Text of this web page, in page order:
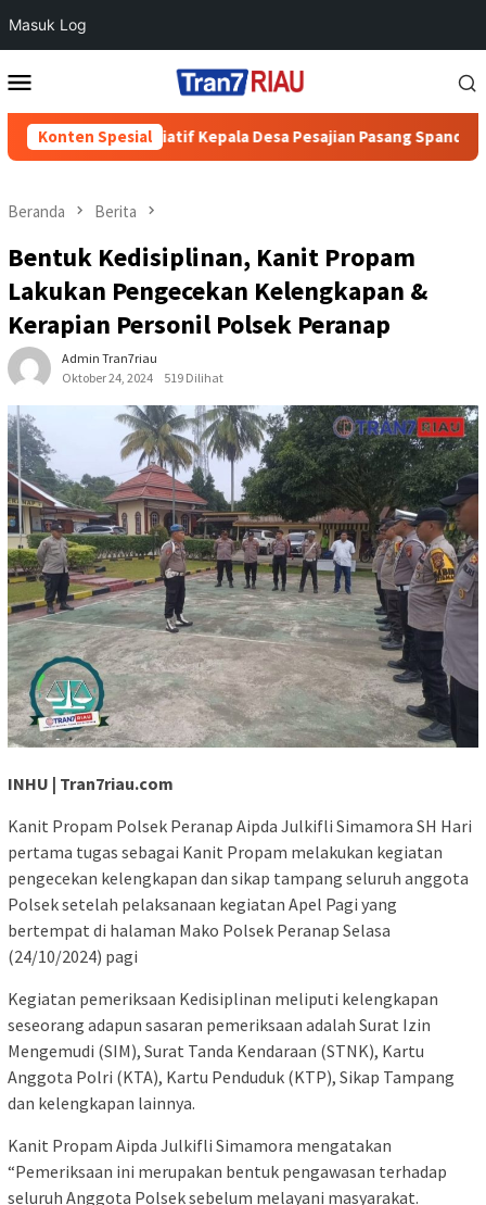
Masuk Log
ke
Mobile
Konten Spesial
Inisiatif Kepala Desa Pesajian Pasang Spanduk Himbauan
Beranda Berita
Bentuk Kedisiplinan, Kanit Propam
Lakukan Pengecekan Kelengkapan &
Kerapian Personil Polsek Peranap
Admin Tran7riau
Oktober 24, 2024
519 Dilihat
INHU | Tran7riau.com
Kanit Propam Polsek Peranap Aipda Julkifli Simamora SH Hari
pertama tugas sebagai Kanit Propam melakukan kegiatan
pengecekan kelengkapan dan sikap tampang seluruh anggota
Polsek setelah pelaksanaan kegiatan Apel Pagi yang
bertempat di halaman Mako Polsek Peranap Selasa
(24/10/2024) pagi
Kegiatan pemeriksaan Kedisiplinan meliputi kelengkapan
seseorang adapun sasaran pemeriksaan adalah Surat Izin
Mengemudi (SIM), Surat Tanda Kendaraan (STNK), Kartu
Anggota Polri (KTA), Kartu Penduduk (KTP), Sikap Tampang
dan kelengkapan lainnya.
Kanit Propam Aipda Julkifli Simamora mengatakan
“Pemeriksaan ini merupakan bentuk pengawasan terhadap
seluruh Anggota Polsek sebelum melayani masyarakat.